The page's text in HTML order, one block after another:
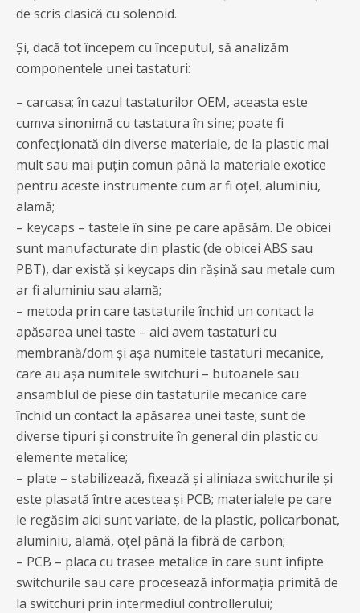
de scris clasică cu solenoid.
Și, dacă tot începem cu începutul, să analizăm
componentele unei tastaturi:
– carcasa; în cazul tastaturilor OEM, aceasta este
cumva sinonimă cu tastatura în sine; poate fi
confecționată din diverse materiale, de la plastic mai
mult sau mai puțin comun până la materiale exotice
pentru aceste instrumente cum ar fi oțel, aluminiu,
alamă;
– keycaps – tastele în sine pe care apăsăm. De obicei
sunt manufacturate din plastic (de obicei ABS sau
PBT), dar există și keycaps din rășină sau metale cum
ar fi aluminiu sau alamă;
– metoda prin care tastaturile închid un contact la
apăsarea unei taste – aici avem tastaturi cu
membrană/dom și așa numitele tastaturi mecanice,
care au așa numitele switchuri – butoanele sau
ansamblul de piese din tastaturile mecanice care
închid un contact la apăsarea unei taste; sunt de
diverse tipuri și construite în general din plastic cu
elemente metalice;
– plate – stabilizează, fixează și aliniaza switchurile și
este plasată între acestea și PCB; materialele pe care
le regăsim aici sunt variate, de la plastic, policarbonat,
aluminiu, alamă, oțel până la fibră de carbon;
– PCB – placa cu trasee metalice în care sunt înfipte
switchurile sau care procesează informația primită de
la switchuri prin intermediul controllerului;